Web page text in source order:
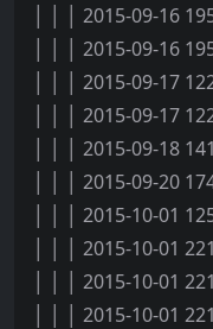
│ │ │ 2015-09-16
│ │ │ 2015-09-16
│ │ │ 2015-09-17
│ │ │ 2015-09-17
│ │ │ 2015-09-18
│ │ │ 2015-09-20
│ │ │ 2015-10-01
│ │ │ 2015-10-01
│ │ │ 2015-10-01
│ │ │ 2015-10-01